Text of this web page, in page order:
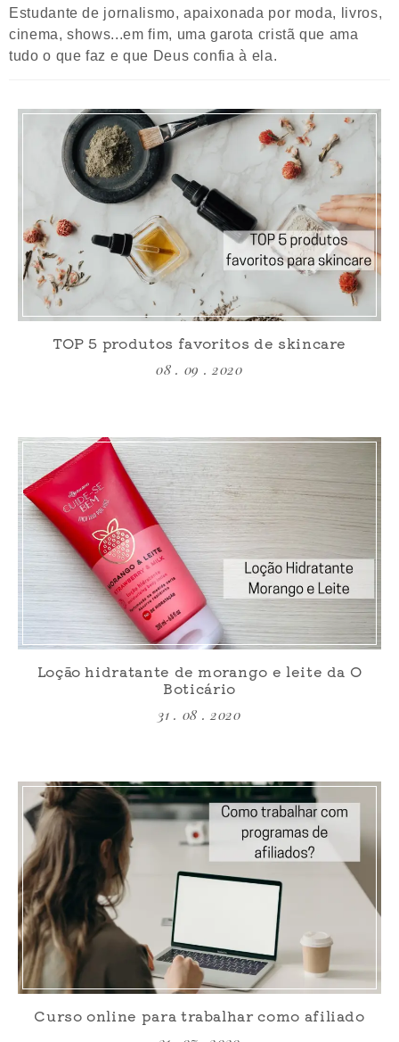
Estudante de jornalismo, apaixonada por moda, livros,
cinema, shows...em fim, uma garota cristã que ama
tudo o que faz e que Deus confia à ela.
TOP 5 produtos favoritos de skincare
08 . 09 . 2020
Loção hidratante de morango e leite da O
Boticário
31 . 08 . 2020
Curso online para trabalhar como afiliado